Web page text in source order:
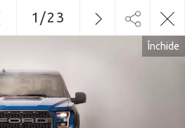
Închide
1 /23